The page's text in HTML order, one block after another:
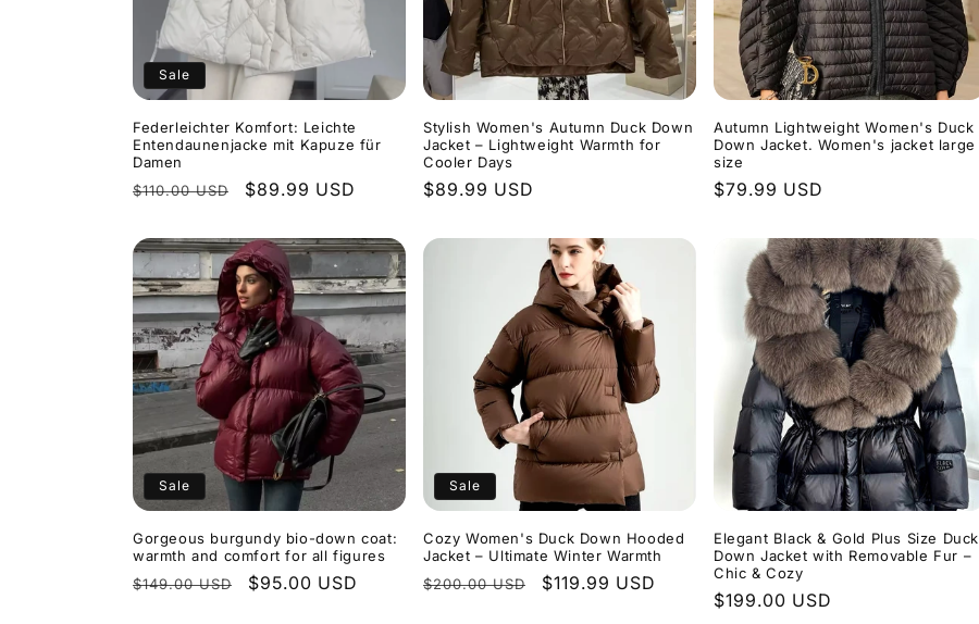
Sale
Federleichter Komfort: Leichte
Entendaunenjacke mit Kapuze für
Damen
Normaler
$110.00 USD Verkaufspreis
$89.99 USD
Stylish Women's Autumn Duck Down
Jacket – Lightweight Warmth for
Cooler Days
Normaler
$89.99 USD
Autumn Lightweight Women's Duck
Down Jacket. Women's jacket large
size
Normaler
$79.99 USD
Sale
Gorgeous burgundy bio-down coat:
warmth and comfort for all figures
Normaler
$149.00 USD Verkaufspreis
$95.00 USD
Sale
Cozy Women's Duck Down Hooded
Jacket – Ultimate Winter Warmth
Normaler
$200.00 USD Verkaufspreis
$119.99 USD
Elegant Black & Gold Plus Size Duck
Down Jacket with Removable Fur –
Chic & Cozy
Normaler
$199.00 USD